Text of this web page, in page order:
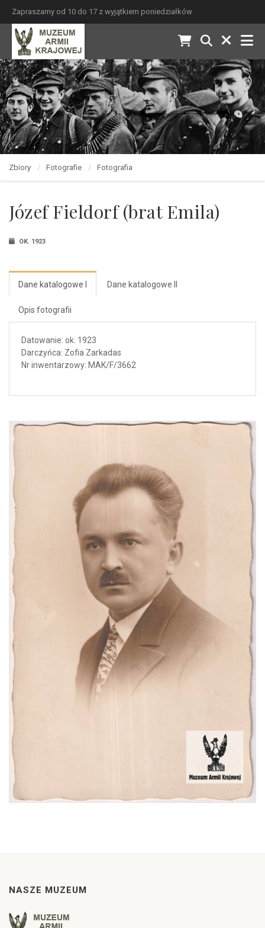
Zapraszamy od 10 do 17 z wyjątkiem poniedziałków
Zbiory Fotografie Fotografia
Józef Fieldorf (brat Emila)
OK. 1923
Dane katalogowe I Dane katalogowe II
Opis fotografii
Datowanie: ok. 1923
Darczyńca: Zofia Zarkadas
Nr inwentarzowy: MAK/F/3662
NASZE MUZEUM